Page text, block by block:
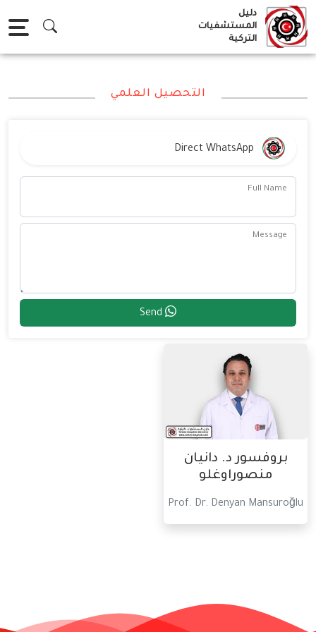
Skip
content
دليل
المستشفيات
التركية
التحصيل العلمي
Full Name
Message
بروفسور د. دانيان
منصوراوغلو
Prof. Dr. Denyan Mansuroğlu